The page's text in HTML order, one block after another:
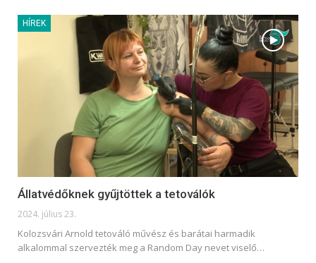
HÍREK
Állatvédőknek gyűjtöttek a tetoválók
2024. július 23.
Kolozsvári Arnold tetováló művész és barátai harmadik
alkalommal szervezték meg a Random Day nevet viselő…